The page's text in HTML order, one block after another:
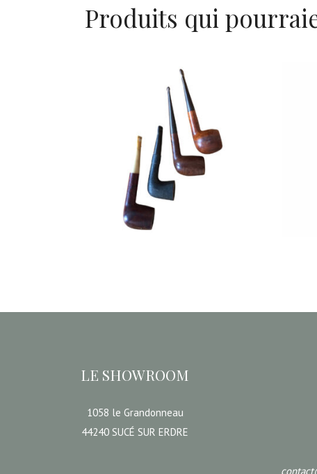
Produits qui
Pipes en bois
1,80€
LE SHOWROOM
1058 le Grandonneau
44240 SUCÉ SUR ERDRE